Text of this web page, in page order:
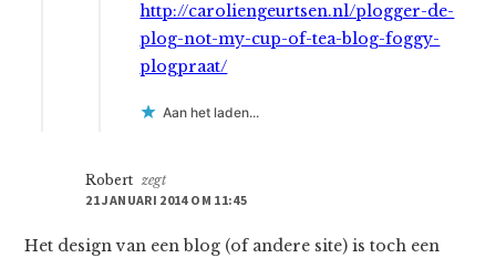
http://caroliengeurtsen.nl/plogger-de-
plog-not-my-cup-of-tea-blog-foggy-
plogpraat/
Aan het laden...
Robert zegt
21 JANUARI 2014 OM 11:45
Het design van een blog (of andere site) is toch een